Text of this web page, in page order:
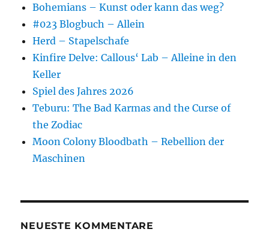
Bohemians – Kunst oder kann das weg?
#023 Blogbuch – Allein
Herd – Stapelschafe
Kinfire Delve: Callous‘ Lab – Alleine in den
Keller
Spiel des Jahres 2026
Teburu: The Bad Karmas and the Curse of
the Zodiac
Moon Colony Bloodbath – Rebellion der
Maschinen
NEUESTE KOMMENTARE